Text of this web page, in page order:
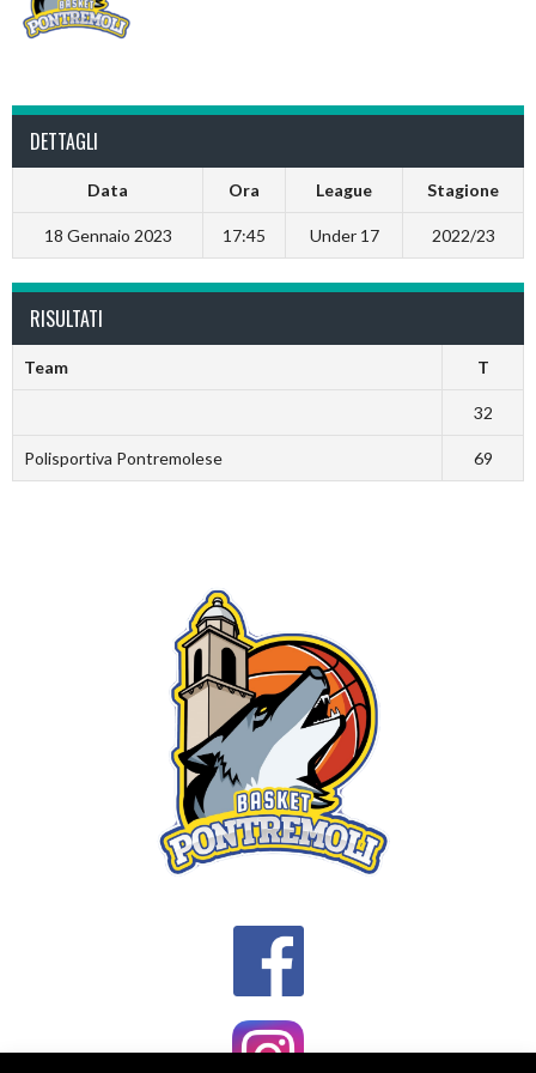
DETTAGLI
Data Ora League Stagione
18 Gennaio 2023 17:45 Under 17 2022/23
RISULTATI
Team T
32
Polisportiva Pontremolese 69